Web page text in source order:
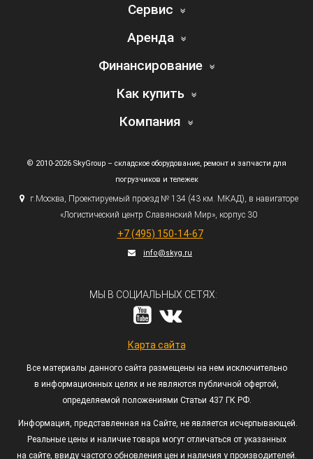
Сервис
Аренда
Финансирование
Как купить
Компания
© 2010-2026 SkyGroup – складское оборудование, ремонт и запчасти для
погрузчиков и тележек
г. Москва, Проектируемый проезд № 134 (43км. МКАД), в навигаторе
«Логистический центр Славянский Мир», корпус 30
+7 (495) 150-14-67
info@skyg.ru
МЫ В СОЦИАЛЬНЫХ СЕТЯХ:
Карта сайта
Все материалы данного сайта размещены на нем исключительно
в информационных целях и не являются публичной офертой,
определяемой положениями Статьи 437 ГК РФ.
Информация, представленная на Сайте, не является исчерпывающей.
Реальные цены и наличие товара могут отличаться от указанных
на сайте, ввиду частого обновления цен и наличия у производителей.